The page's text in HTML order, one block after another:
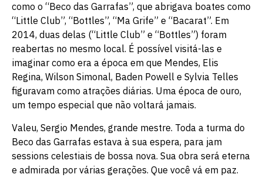
como o “Beco das Garrafas”, que abrigava boates como
“Little Club”, “Bottles”, “Ma Grife” e “Bacarat”. Em
2014, duas delas (“Little Club” e “Bottles”) foram
reabertas no mesmo local. É possível visitá-las e
imaginar como era a época em que Mendes, Elis
Regina, Wilson Simonal, Baden Powell e Sylvia Telles
figuravam como atrações diárias. Uma época de ouro,
um tempo especial que não voltará jamais.
Valeu, Sergio Mendes, grande mestre. Toda a turma do
Beco das Garrafas estava à sua espera, para jam
sessions celestiais de bossa nova. Sua obra será eterna
e admirada por várias gerações. Que você vá em paz.